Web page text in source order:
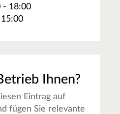
- 18:00
Ihnen?
Eintrag auf
fügen Sie relevante